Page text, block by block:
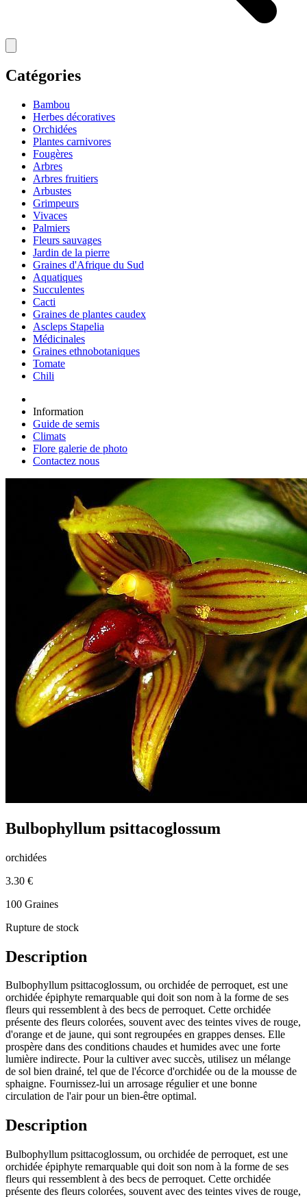
Catégories
Bambou
Herbes décoratives
Orchidées
Plantes carnivores
Fougères
Arbres
Arbres fruitiers
Arbustes
Grimpeurs
Vivaces
Palmiers
Fleurs sauvages
Jardin de la pierre
Graines d'Afrique du Sud
Aquatiques
Succulentes
Cacti
Graines de plantes caudex
Ascleps Stapelia
Médicinales
Graines ethnobotaniques
Tomate
Chili
Information
Guide de semis
Climats
Flore galerie de photo
Contactez nous
Bulbophyllum psittacoglossum
orchidées
3.30 €
100 Graines
Rupture de stock
Description
Bulbophyllum psittacoglossum, ou orchidée de perroquet, est une
orchidée épiphyte remarquable qui doit son nom à la forme de ses
fleurs qui ressemblent à des becs de perroquet. Cette orchidée
présente des fleurs colorées, souvent avec des teintes vives de rouge,
d'orange et de jaune, qui sont regroupées en grappes denses. Elle
prospère dans des conditions chaudes et humides avec une forte
lumière indirecte. Pour la cultiver avec succès, utilisez un mélange
de sol bien drainé, tel que de l'écorce d'orchidée ou de la mousse de
sphaigne. Fournissez-lui un arrosage régulier et une bonne
circulation de l'air pour un bien-être optimal.
Description
Bulbophyllum psittacoglossum, ou orchidée de perroquet, est une
orchidée épiphyte remarquable qui doit son nom à la forme de ses
fleurs qui ressemblent à des becs de perroquet. Cette orchidée
présente des fleurs colorées, souvent avec des teintes vives de rouge,